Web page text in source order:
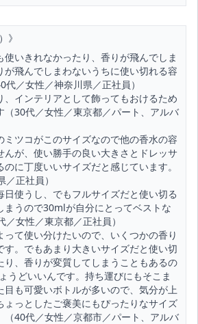
》
いきれなかったり、香りが飛んでしま
が飛んでしまわないうちに使い切れる容
／女性／神奈川県／正社員）
、インテリアとして飾ってもおけるため
（30代／女性／東京都／パート、アルバ
ミツコがこのサイズなので他の香水の容
んが、使い勝手の良い大きさとドレッサ
に丁度いいサイズだと感じています。
／正社員）
日使うし、でもフルサイズだと使い切る
まうので30mlが自分にとってベストな
女性／東京都／正社員）
て使い分けたいので、いくつかの香り
す。でもあまり大きいサイズだと使い切
り、香りが変質してしまうこともあるの
うどいいんです。持ち運びにもそこま
目も可愛いボトルが多いので、気分が上
ょっとしたご褒美にもぴったりなサイズ
（40代／女性／京都市／パート、アルバ